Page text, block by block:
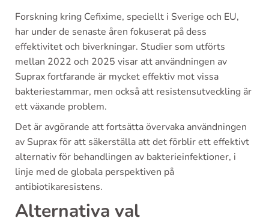
Forskning kring Cefixime, speciellt i Sverige och EU,
har under de senaste åren fokuserat på dess
effektivitet och biverkningar. Studier som utförts
mellan 2022 och 2025 visar att användningen av
Suprax fortfarande är mycket effektiv mot vissa
bakteriestammar, men också att resistensutveckling är
ett växande problem.
Det är avgörande att fortsätta övervaka användningen
av Suprax för att säkerställa att det förblir ett effektivt
alternativ för behandlingen av bakterieinfektioner, i
linje med de globala perspektiven på
antibiotikaresistens.
Alternativa val